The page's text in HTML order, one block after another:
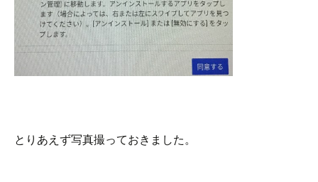
とりあえず写真撮っておきました。